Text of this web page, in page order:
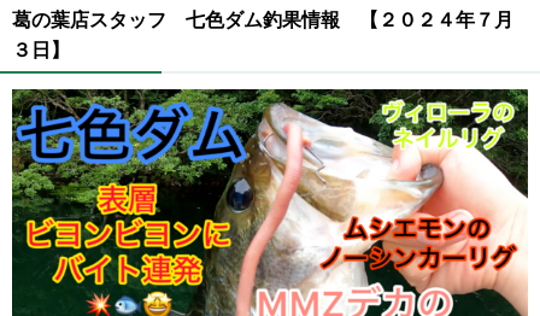
葛の葉店スタッフ 七色ダム釣果情報 【２０２４年７月
３日】